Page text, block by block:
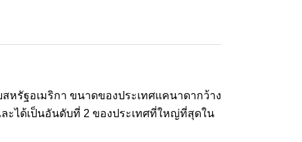
หรัฐอเมริกา ขนาดของประเทศแคนาดากว้าง
ะได้เป็นอันดับที่ 2 ของประเทศที่ใหญ่ที่สุดใน